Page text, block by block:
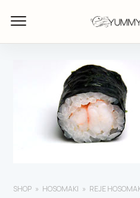
SHOP HOSOMAKI REJE